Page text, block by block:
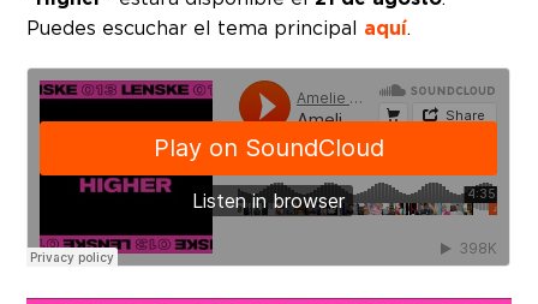
Puedes escuchar el tema principal aquí.